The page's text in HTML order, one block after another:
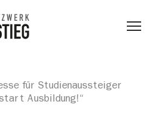
für Studienaussteiger
Ausbildung!“